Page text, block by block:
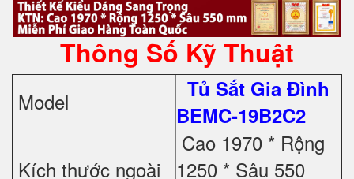
Thông Số Kỹ Thuật
Model
Tủ Sắt Gia Đình
BEMC-19B2C2
Kích thước ngoài
Cao 1970 * Rộng
1250 * Sâu 550